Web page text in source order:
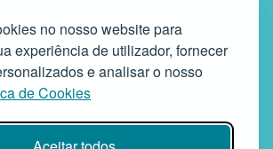
no nosso website para
experiência de utilizador, fornecer
e analisar o nosso
de Cookies
SIGA-NOS
de Atendimento à Família
| 4900-561 Viana do Castelo | tel +351 258